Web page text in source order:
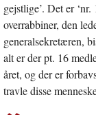
gejstlige’. Det er
overrabbiner, den
generalsekretæren,
alt er der pt. 16
året, og der er
travle disse